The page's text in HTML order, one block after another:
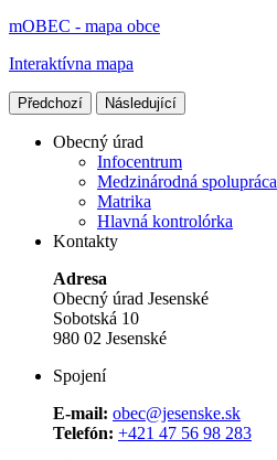
mOBEC - mapa obce
Interaktívna mapa
Předchozí Následující
Obecný úrad
Infocentrum
Medzinárodná spolupráca
Matrika
Hlavná kontrolórka
Kontakty
Adresa
Obecný úrad Jesenské
Sobotská 10
980 02 Jesenské
Spojení
E-mail: obec@jesenske.sk
Telefón: +421 47 56 98 283